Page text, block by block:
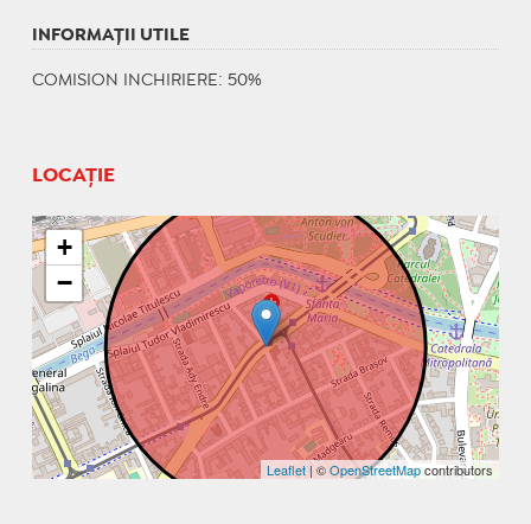
INFORMAŢII UTILE
COMISION INCHIRIERE: 50%
LOCAȚIE
+
−
Leaflet| ©OpenStreetMapcontributors